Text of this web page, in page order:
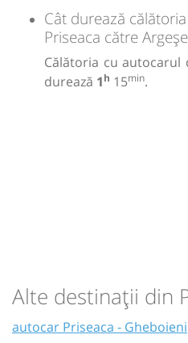
Cât durează
Priseaca către
Călătoria cu autocarul
durează 1h 15min.
Alte destinații din
autocar Priseaca - Gheboieni